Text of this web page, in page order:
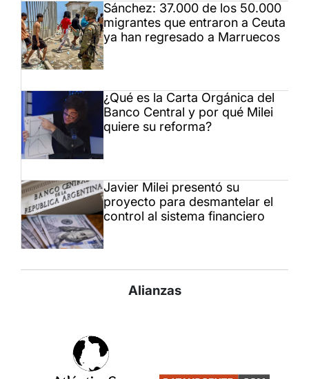
Sánchez: 37.000 de los 50.000
migrantes que entraron a Ceuta
ya han regresado a Marruecos
¿Qué es la Carta Orgánica del
Banco Central y por qué Milei
quiere su reforma?
Javier Milei presentó su
proyecto para desmantelar el
control al sistema financiero
Alianzas